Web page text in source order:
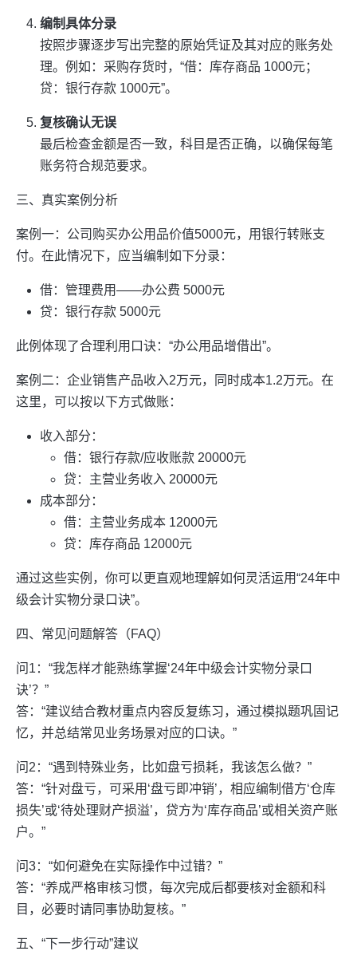
编制具体分录
按照步骤逐步写出完整的原始凭证及其对应的账务处
理。例如：采购存货时，“借：库存商品 1000元；
贷：银行存款 1000元”。
复核确认无误
最后检查金额是否一致，科目是否正确，以确保每笔
账务符合规范要求。
三、真实案例分析
案例一：公司购买办公用品价值5000元，用银行转账支
付。在此情况下，应当编制如下分录：
借：管理费用——办公费 5000元
贷：银行存款 5000元
此例体现了合理利用口诀：“办公用品增借出”。
案例二：企业销售产品收入2万元，同时成本1.2万元。在
这里，可以按以下方式做账：
收入部分：
借：银行存款/应收账款 20000元
贷：主营业务收入 20000元
成本部分：
借：主营业务成本 12000元
贷：库存商品 12000元
通过这些实例，你可以更直观地理解如何灵活运用“24年中
级会计实物分录口诀”。
四、常见问题解答（FAQ）
问1：“我怎样才能熟练掌握‘24年中级会计实物分录口
诀’？”
答：“建议结合教材重点内容反复练习，通过模拟题巩固记
忆，并总结常见业务场景对应的口诀。”
问2：“遇到特殊业务，比如盘亏损耗，我该怎么做？”
答：“针对盘亏，可采用‘盘亏即冲销’，相应编制借方‘仓库
损失’或‘待处理财产损溢’，贷方为‘库存商品’或相关资产账
户。”
问3：“如何避免在实际操作中过错？”
答：“养成严格审核习惯，每次完成后都要核对金额和科
目，必要时请同事协助复核。”
五、“下一步行动”建议